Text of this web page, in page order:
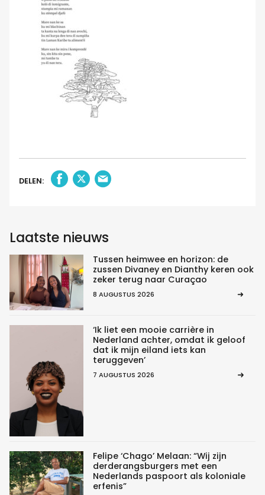
DELEN:
Laatste nieuws
Tussen heimwee en horizon: de
zussen Divaney en Dianthy keren ook
zeker terug naar Curaçao
8 AUGUSTUS 2026
‘Ik liet een mooie carrière in
Nederland achter, omdat ik geloof
dat ik mijn eiland iets kan
teruggeven’
7 AUGUSTUS 2026
Felipe ‘Chago’ Melaan: “Wij zijn
derderangsburgers met een
Nederlands paspoort als koloniale
erfenis”